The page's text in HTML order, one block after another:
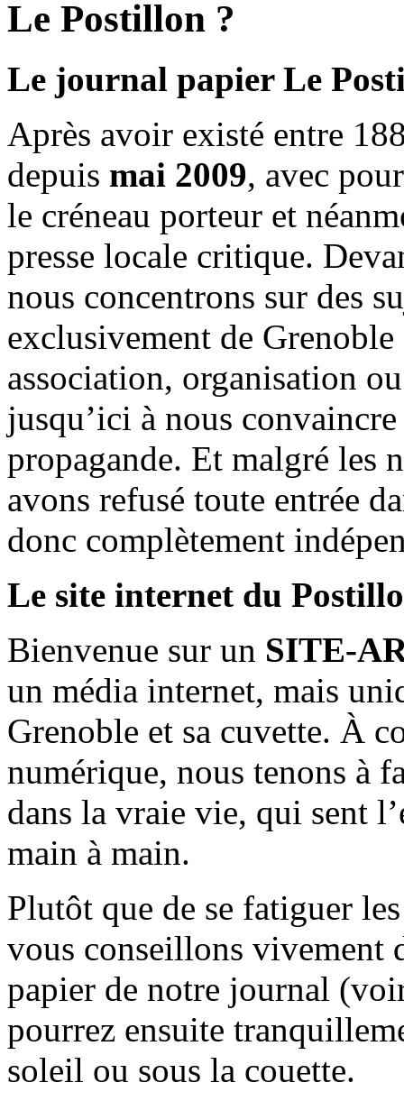
Le Postillon ?
Le journal papier Le
Après avoir existé entre
depuis mai 2009, avec
le créneau porteur et
presse locale critique.
nous concentrons sur des
exclusivement de
association, organisation
jusqu’ici à nous
propagande. Et malgré les
avons refusé toute entrée
donc complètement
Le site internet du
Bienvenue sur un SITE-
un média internet, mais
Grenoble et sa cuvette. À
numérique, nous tenons à
dans la vraie vie, qui sent
main à main.
Plutôt que de se fatiguer
vous conseillons vivement
papier de notre journal
pourrez ensuite
soleil ou sous la couette.